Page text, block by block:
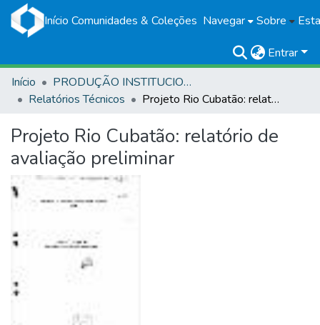
Início Comunidades & Coleções Navegar Sobre
Entrar
Início
PRODUÇÃO INSTITUCIONAL
Relatórios Técnicos
Projeto Rio Cubatão: relatório de avaliação preliminar
Projeto Rio Cubatão: relatório de
avaliação preliminar